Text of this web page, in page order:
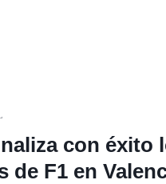
con éxito
de F1 en